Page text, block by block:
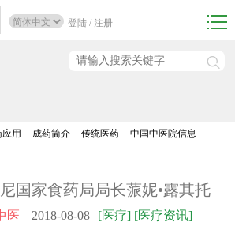
登陆 / 注册
用 成药简介 传统医药 中国中医院信息
国家食药局局长蒎妮•露其托
医 2018-08-08 [医疗] [医疗资讯]